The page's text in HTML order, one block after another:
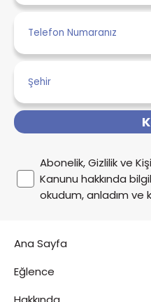
Abonelik, Gizlilik ve
Kanunu hakkında
okudum, anladım ve
Ana Sayfa
Eğlence